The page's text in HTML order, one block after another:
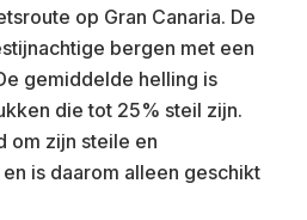
op Gran Canaria. De
bergen met een
gemiddelde helling is
die tot 25% steil zijn.
om zijn steile en
is daarom alleen geschikt